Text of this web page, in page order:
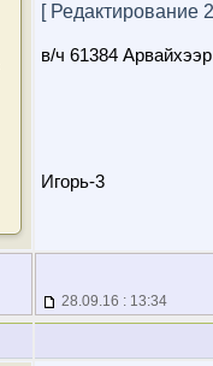
[ Редактирование
в/ч 61384
Игорь-3
28.09.16 : 13:34